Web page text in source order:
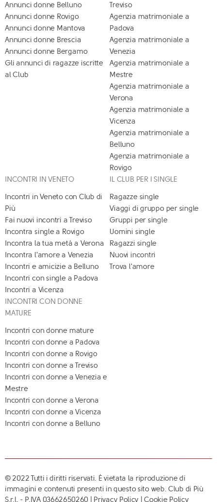
Annunci donne Belluno
Annunci donne Rovigo
Annunci donne Mantova
Annunci donne Brescia
Annunci donne Bergamo
Gli annunci di ragazze iscritte
al Club
Treviso
Agenzia matrimoniale a
Padova
Agenzia matrimoniale a
Venezia
Agenzia matrimoniale a
Mestre
Agenzia matrimoniale a
Verona
Agenzia matrimoniale a
Vicenza
Agenzia matrimoniale a
Belluno
Agenzia matrimoniale a
Rovigo
INCONTRI IN VENETO
Incontri in Veneto con Club di
Più
Fai nuovi incontri a Treviso
Incontra single a Rovigo
Incontra la tua metà a Verona
Incontra l'amore a Venezia
Incontri e amicizie a Belluno
Incontri con single a Padova
Incontri a Vicenza
IL CLUB PER I SINGLE
Ragazze single
Viaggi di gruppo per single
Gruppi per single
Uomini single
Ragazzi single
Nuovi incontri
Trova l'amore
INCONTRI CON DONNE
MATURE
Incontri con donne mature
Incontri con donne a Padova
Incontri con donne a Rovigo
Incontri con donne a Treviso
Incontri con donne a Venezia e
Mestre
Incontri con donne a Verona
Incontri con donne a Vicenza
Incontri con donne a Belluno
© 2022 Tutti i diritti riservati. È vietata la riproduzione di
immagini e contenuti presenti in questo sito web. Club di Più
S.r.l. - P.IVA 03662650260 | Privacy Policy |Cookie Policy